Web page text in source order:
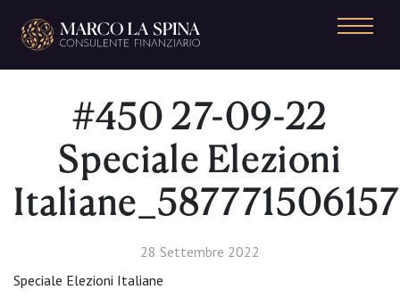
Navigazione principale
#450 27-09-22
Speciale Elezioni
28 Settembre 2022
Speciale Elezioni Italiane